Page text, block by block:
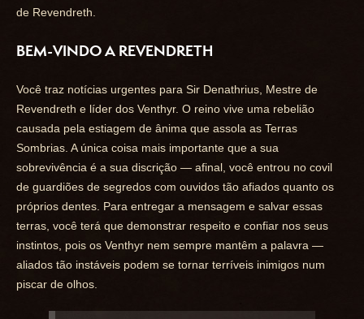
de Revendreth.
BEM-VINDO A REVENDRETH
Você traz notícias urgentes para Sir Denathrius, Mestre de
Revendreth e líder dos Venthyr. O reino vive uma rebelião
causada pela estiagem de ânima que assola as Terras
Sombrias. A única coisa mais importante que a sua
sobrevivência é a sua discrição — afinal, você entrou no covil
de guardiões de segredos com ouvidos tão afiados quanto os
próprios dentes. Para entregar a mensagem e salvar essas
terras, você terá que demonstrar respeito e confiar nos seus
instintos, pois os Venthyr nem sempre mantêm a palavra —
aliados tão instáveis podem se tornar terríveis inimigos num
piscar de olhos.